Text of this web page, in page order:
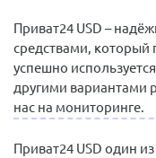
Приват24 USD –
средствами, который
успешно
другими вариантами
нас на мониторинге.
Приват24 USD один